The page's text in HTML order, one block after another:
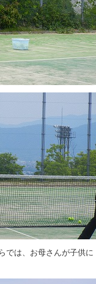
では、お母さんが子供に